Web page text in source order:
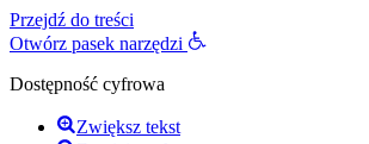
Przejdź do treści
Otwórz pasek narzędzi
Dostępność cyfrowa
Zwiększ tekst